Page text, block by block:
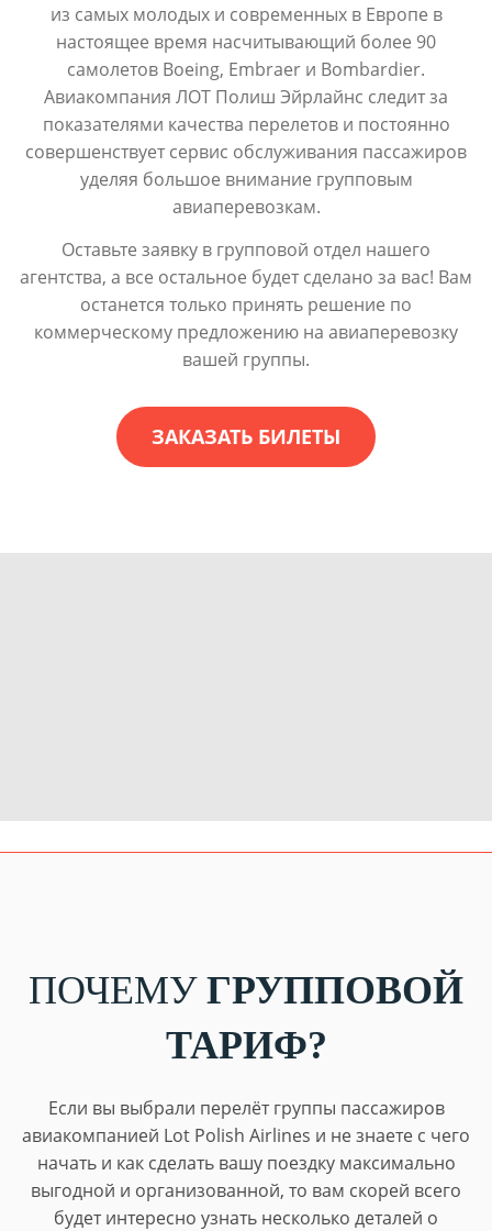
из самых молодых и современных в Европе в
настоящее время насчитывающий более 90
самолетов Boeing, Embraer и Bombardier.
Авиакомпания ЛОТ Полиш Эйрлайнс следит за
показателями качества перелетов и постоянно
совершенствует сервис обслуживания пассажиров
уделяя большое внимание групповым
авиаперевозкам.
Оставьте заявку в групповой отдел нашего
агентства, а все остальное будет сделано за вас! Вам
останется только принять решение по
коммерческому предложению на авиаперевозку
вашей группы.
ЗАКАЗАТЬ БИЛЕТЫ
ПОЧЕМУ ГРУППОВОЙ
ТАРИФ?
Если вы выбрали перелёт группы пассажиров
авиакомпанией Lot Polish Airlines и не знаете с чего
начать и как сделать вашу поездку максимально
выгодной и организованной, то вам скорей всего
будет интересно узнать несколько деталей о